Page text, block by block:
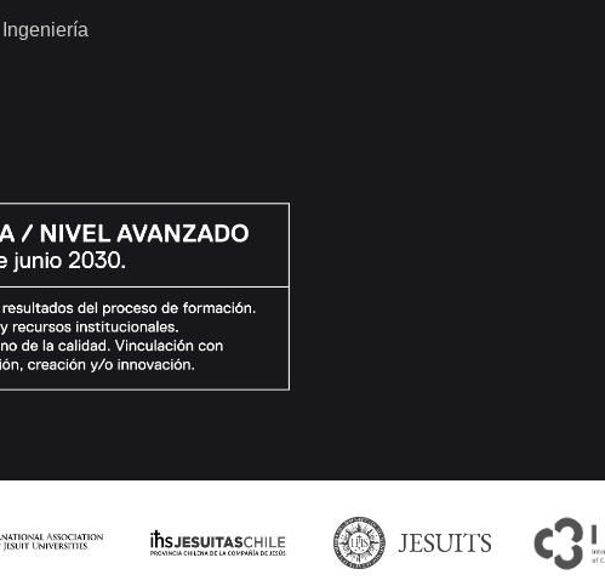
Ingeniería